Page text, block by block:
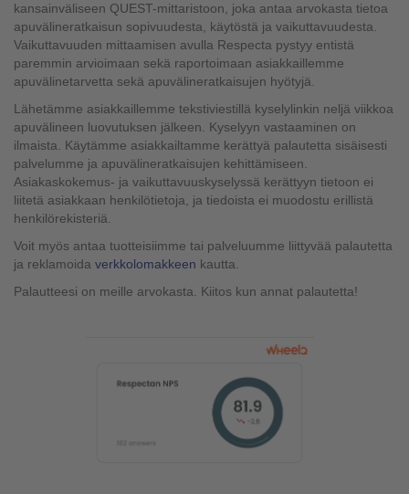
kansainväliseen QUEST-mittaristoon, joka antaa arvokasta tietoa
apuvälineratkaisun sopivuudesta, käytöstä ja vaikuttavuudesta.
Vaikuttavuuden mittaamisen avulla Respecta pystyy entistä
paremmin arvioimaan sekä raportoimaan asiakkaillemme
apuvälinetarvetta sekä apuvälineratkaisujen hyötyjä.
Lähetämme asiakkaillemme tekstiviestillä kyselylinkin neljä viikkoa
apuvälineen luovutuksen jälkeen. Kyselyyn vastaaminen on
ilmaista. Käytämme asiakkailtamme kerättyä palautetta sisäisesti
palvelumme ja apuvälineratkaisujen kehittämiseen.
Asiakaskokemus- ja vaikuttavuuskyselyssä kerättyyn tietoon ei
liitetä asiakkaan henkilötietoja, ja tiedoista ei muodostu erillistä
henkilörekisteriä.
Voit myös antaa tuotteisiimme tai palveluumme liittyvää palautetta
ja reklamoida verkkolomakkeen kautta.
Palautteesi on meille arvokasta. Kiitos kun annat palautetta!